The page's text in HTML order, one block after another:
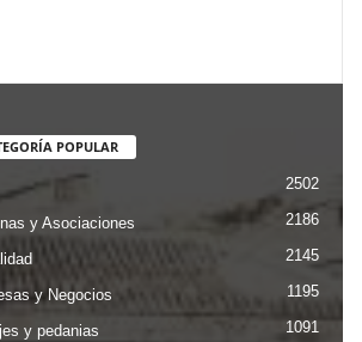
POPULAR
2502
y Asociaciones 2186
2145
y Negocios 1195
y pedanias 1091